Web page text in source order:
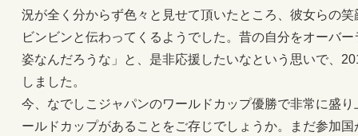
況が全く分からず色々と見せて頂いたところ、彼女らの
ビンビンと伝わってくるようでした。昔の自分をオーバ
姿なんだろうな」と、是非応援したいなという思いで、
しました。
今、なでしこジャパンのワールドカップ優勝で非常に盛
ールドカップがあることをご存じでしょうか。まだ参加